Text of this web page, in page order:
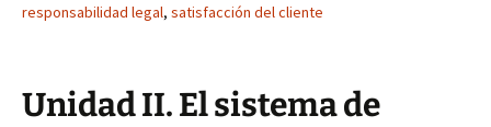
responsabilidad legal, satisfacción del cliente
Unidad II. El sistema de